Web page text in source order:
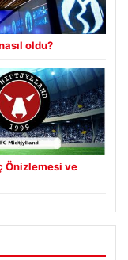
oldu?
Önizlemesi ve